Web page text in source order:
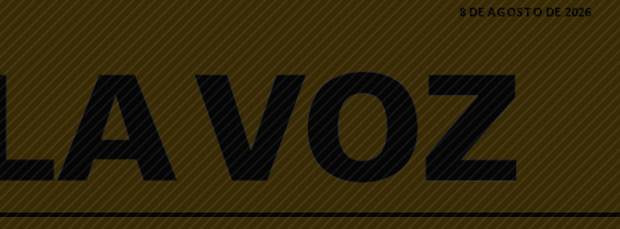
8 DE AGOSTO DE 2026